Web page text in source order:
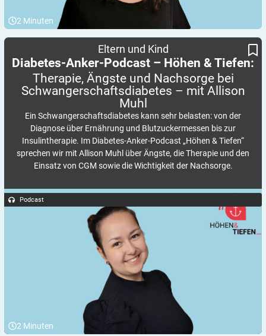
2 Minuten
Therapie, Ängste und Nachsorge bei Schwangerschafts­diabetes
– mit Allison Muhl
Eltern und Kind
Diabetes-Anker-Podcast – Höhen & Tiefen:
Therapie, Ängste und Nachsorge bei
Schwangerschafts­diabetes – mit Allison
Muhl
Ein Schwangerschaftsdiabetes kann sehr belasten: von der
Diagnose über Ernährung und Blutzuckermessen bis zur
Insulintherapie. Im Diabetes-Anker-Podcast „Höhen & Tiefen“
sprechen wir mit Allison Muhl über Ängste, die Therapie und den
Einsatz von CGM sowie die Wichtigkeit der Nachsorge.
2 Minuten
Podcast